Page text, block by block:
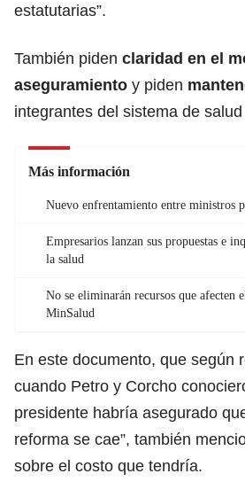
estatutarias”.
También piden claridad en el
aseguramiento y piden
integrantes del sistema de salud
Más información
Nuevo enfrentamiento entre ministros
Empresarios lanzan sus propuestas e
la salud
No se eliminarán recursos que afecten
MinSalud
En este documento, que según
cuando Petro y Corcho
presidente habría asegurado
reforma se cae”, también
sobre el costo que tendría.